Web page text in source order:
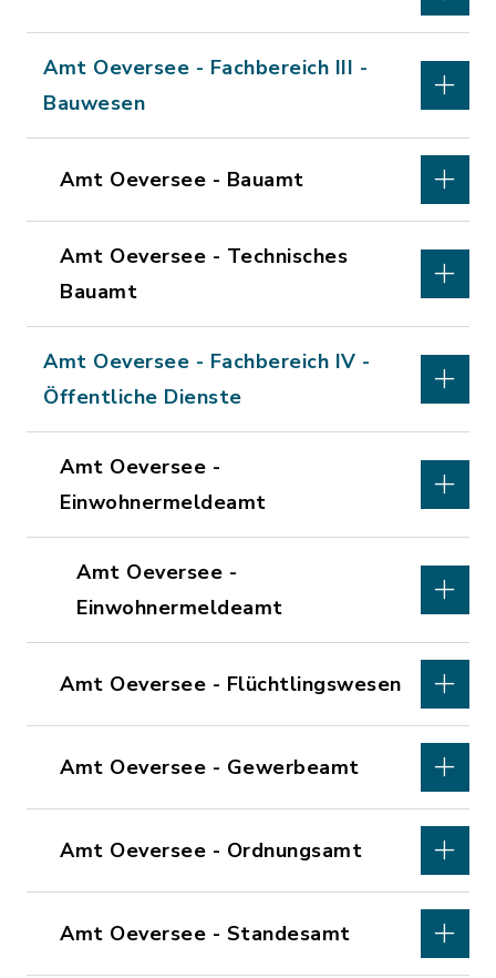
Amt Oeversee - Fachbereich III -
Bauwesen
Amt Oeversee - Bauamt
Amt Oeversee - Technisches
Bauamt
Amt Oeversee - Fachbereich IV -
Öffentliche Dienste
Amt Oeversee -
Einwohnermeldeamt
Amt Oeversee -
Einwohnermeldeamt
Amt Oeversee - Flüchtlingswesen
Amt Oeversee - Gewerbeamt
Amt Oeversee - Ordnungsamt
Amt Oeversee - Standesamt